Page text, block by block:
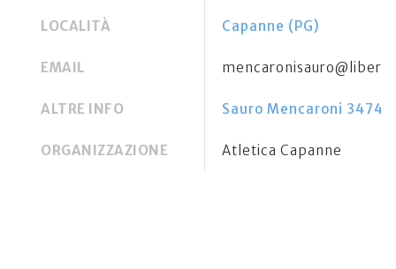
LOCALITÀ Capanne (PG)
EMAIL
ALTRE INFO Sauro Mencaroni
ORGANIZZAZIONE Atletica Capanne